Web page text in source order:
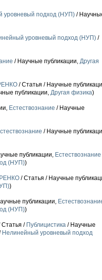
уровневый подход (НУП) /
уровневый подход (НУП) /
/ Научные публикации, Другая
/ Статья / Научные
публикации, Другая физика)
Естествознание / Научные
/ Научные
публикации, Естествознание
(НУП))
/ Статья / Научные
)
публикации,
(НУП))
Статья / Публицистика / Научные
Нелинейный уровневый подход